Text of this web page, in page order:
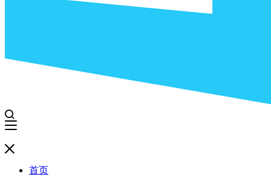
首页